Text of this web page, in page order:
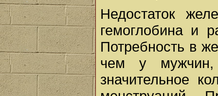
Недостаток
гемоглобина и
Потребность в
чем у мужчин,
значительное